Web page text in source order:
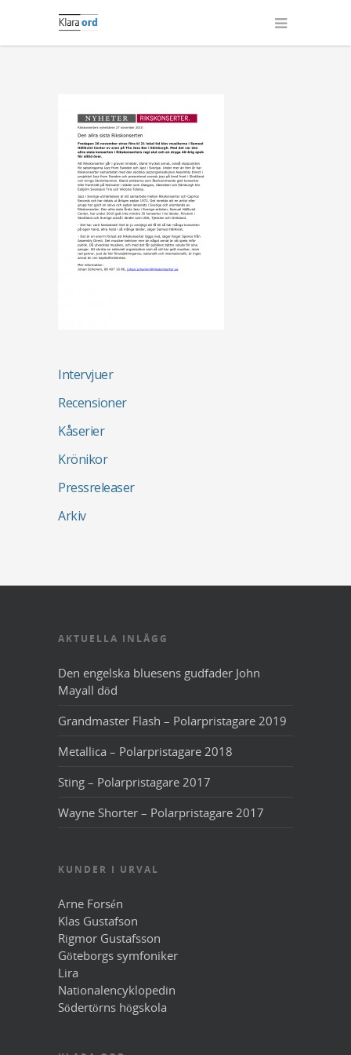
Intervjuer
Recensioner
Kåserier
Krönikor
Pressreleaser
Arkiv
AKTUELLA INLÄGG
Den engelska bluesens gudfader John
Mayall död
Grandmaster Flash – Polarpristagare 2019
Metallica – Polarpristagare 2018
Sting – Polarpristagare 2017
Wayne Shorter – Polarpristagare 2017
KUNDER I URVAL
Arne Forsén
Klas Gustafson
Rigmor Gustafsson
Göteborgs symfoniker
Lira
Nationalencyklopedin
Södertörns högskola